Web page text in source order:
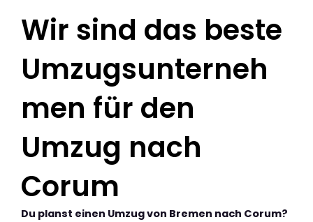
Wir sind das beste
Umzugsunterneh
men für den
Umzug nach
Corum
Du planst einen Umzug von Bremen nach Corum?